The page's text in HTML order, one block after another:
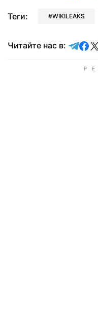
Теги: WIKILEAKS
Читайте нас в: